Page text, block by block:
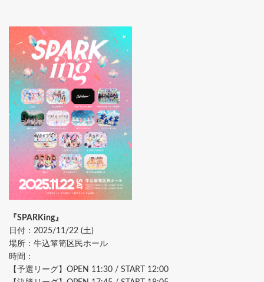
『SPARKing』
日付：2025/11/22 (土)
場所：牛込箪笥区民ホール
時間：
【予選リーグ】OPEN 11:30 / START 12:00